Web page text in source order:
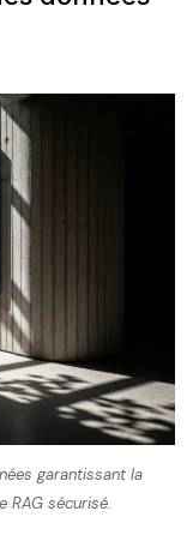
garantissant la
RAG sécurisé.